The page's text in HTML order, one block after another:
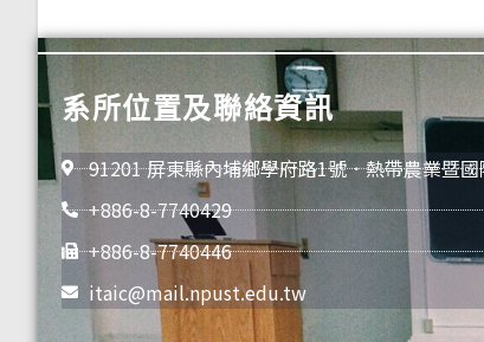
系所位置及聯絡資訊
91201 屏東縣內埔鄉學府路1號．熱帶農業暨
+886-8-7740429
+886-8-7740446
itaic@mail.npust.edu.tw